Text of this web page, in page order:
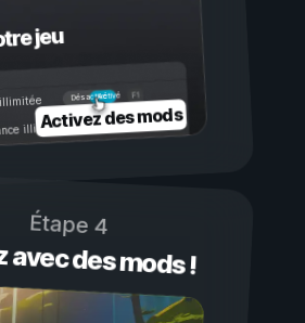
jeu
Activé
Désactivé
illimitée
Activez des mods
Étape 4
avec des mods !